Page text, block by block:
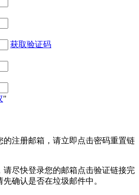
获取验证码
"
的注册邮箱，请立即点击密码重置链
请尽快登录您的邮箱点击验证链接完
确认是否在垃圾邮件中。